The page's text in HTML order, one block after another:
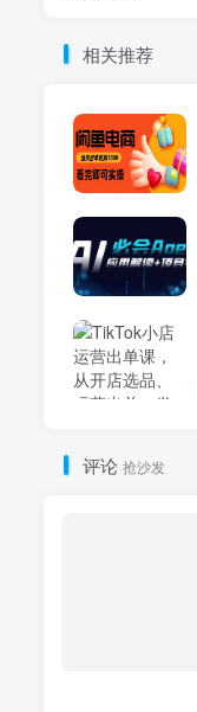
相关推荐
评论 抢沙发